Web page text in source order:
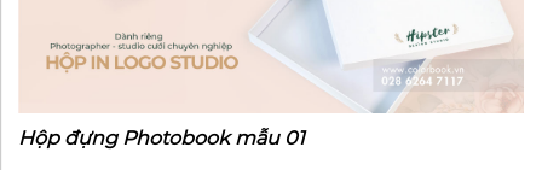
Hộp đựng Photobook mẫu 01